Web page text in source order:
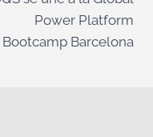
Power Platform
Bootcamp Barcelona